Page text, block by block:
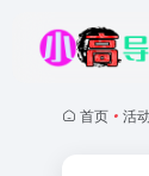
首页 • 活